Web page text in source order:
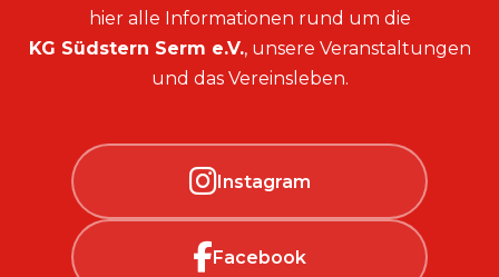
hier alle Informationen rund um die
KG Südstern Serm e.V., unsere Veranstaltungen
und das Vereinsleben.
Instagram
Facebook